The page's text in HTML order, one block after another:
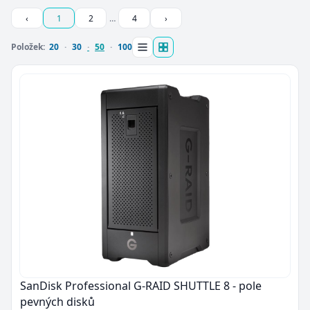
‹ 1 2 … 4 ›
Položek: 20 30 50 100
SanDisk Professional G-RAID SHUTTLE 8 - pole
pevných disků